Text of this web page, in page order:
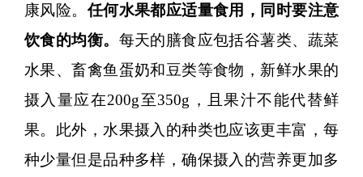
康风险。任何水果都应适量食用，同时要注意
饮食的均衡。 每天的膳食应包括谷薯类、蔬菜
水果、畜禽鱼蛋奶和豆类等食物，新鲜水果的
摄入量应在200g至350g，且果汁不能代替鲜
果。此外，水果摄入的种类也应该更丰富，每
种少量但是品种多样，确保摄入的营养更加多